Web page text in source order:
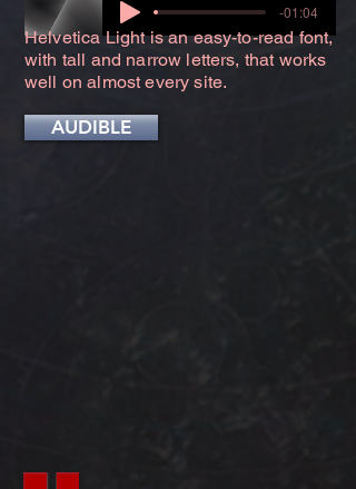
-01:04
Helvetica Light is an easy-to-read font,
with tall and narrow letters, that works
well on almost every site.
AUDIBLE